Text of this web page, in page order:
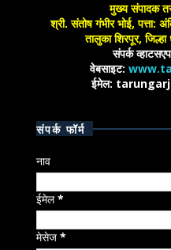
मुख्य संपादक
श्री. संतोष गंभीर भोई, पत्ता:
तालुका शिरपूर,
संपर्क
वेबसाइट:
ईमेल:
संपर्क फॉर्म
नाव
ईमेल*
मेसेज*